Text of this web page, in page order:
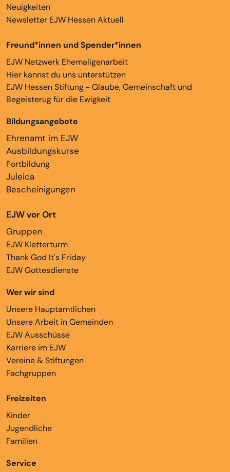
Neuigkeiten
Newsletter EJW Hessen Aktuell
Freund*innen und Spender*innen
EJW Netzwerk Ehemaligenarbeit
Hier kannst du uns unterstützen
EJW Hessen Stiftung - Glaube, Gemeinschaft und
Begeisterug für die Ewigkeit
Bildungsangebote
Ehrenamt im EJW
Ausbildungskurse
Fortbildung
Juleica
Bescheinigungen
EJW vor Ort
Gruppen
EJW Kletterturm
Thank God It's Friday
EJW Gottesdienste
Wer wir sind
Unsere Hauptamtlichen
Unsere Arbeit in Gemeinden
EJW Ausschüsse
Karriere im EJW
Vereine & Stiftungen
Fachgruppen
Freizeiten
Kinder
Jugendliche
Familien
Service